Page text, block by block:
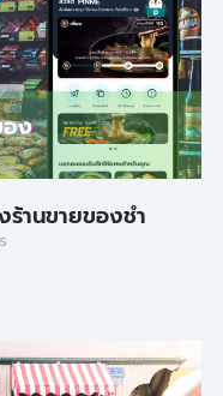
านขายของชำ